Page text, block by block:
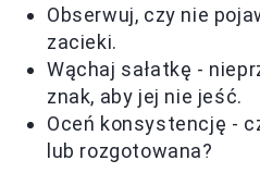
Obserwuj, czy nie
zacieki.
Wąchaj sałatkę -
znak, aby jej nie jeść.
Oceń konsystencję -
lub rozgotowana?